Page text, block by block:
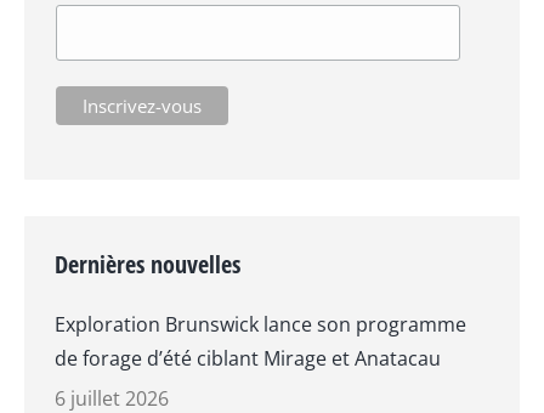
Dernières nouvelles
Exploration Brunswick lance son programme
de forage d’été ciblant Mirage et Anatacau
6 juillet 2026